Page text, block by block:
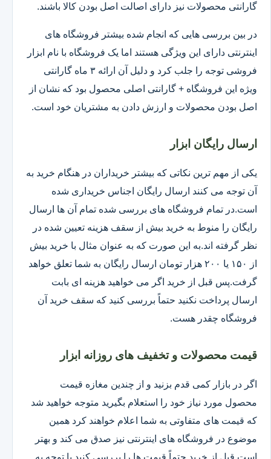
گارانتی محصولات نیز دارای اصالت اصل بودن کالا باشند.
در بین بررسی هایی که انجام شده بیشتر فروشگاه های
اینترنتی دارای این ویژگی هستند اما یک فروشگاه با نام ابزار
فروشی توجه را جلب کرد و دلیل آن ارائه ۳ ماه گارانتی
ویژه این فروشگاه + گارانتی اصلی محصول بود که نشان از
اصل بودن محصولات و ارزش دادن به مشتریان خود است.
ارسال رایگان ابزار
یکی از مهم ترین نکاتی که بیشتر خریداران در هنگام خرید به
آن توجه می کنند ارسال رایگان اجناس خریداری شده
است.در تمام فروشگاه های بررسی شده تمام آن ها ارسال
رایگان را منوط به خرید بیش از سقف هزینه تعیین شده در
نظر گرفته اند.به این صورت که به عنوان مثال با خرید بیش
از ۱۵۰ یا ۲۰۰ هزار تومان ارسال رایگان به شما تعلق خواهد
گرفت.پس قبل از خرید اگر می خواهید هزینه ای بابت
ارسال پرداخت نکنید حتماً بررسی کنید که سقف خرید آن
فروشگاه چقدر هست.
قیمت محصولات و تخفیف های روزانه ابزار
اگر در بازار کمی قدم بزنید و از چندین مغازه قیمت
محصول مورد نیاز خود را استعلام بگیرید متوجه خواهید شد
که قیمت های متفاوتی به شما اعلام خواهند کرد همین
موضوع در فروشگاه های اینترنتی نیز صدق می کند و بهتر
است قبل از خرید حتماً قیمت ها را بررسی کنید.با توجه به